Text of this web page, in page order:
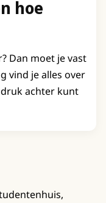
hoe
Dan moet je vast
vind je alles over
achter kunt